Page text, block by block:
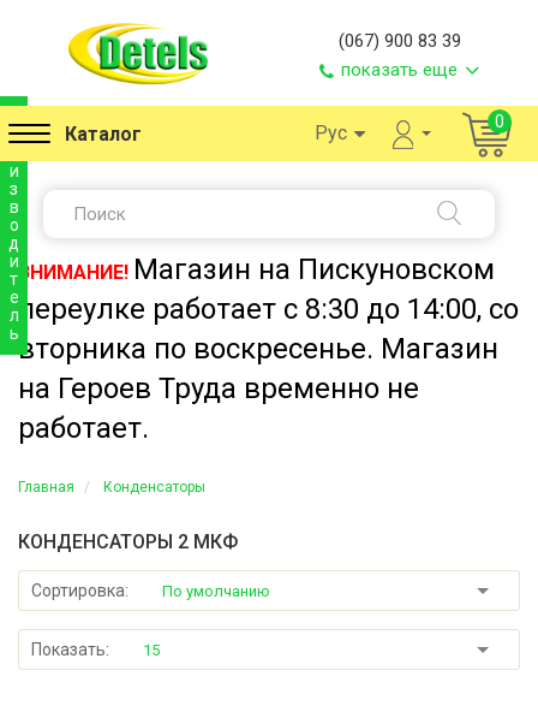
(067) 900 83 39
показать еще
Каталог Рус 0
ВНИМАНИЕ! Магазин на Пискуновском
переулке работает с 8:30 до 14:00, со
вторника по воскресенье. Магазин
на Героев Труда временно не
работает.
Главная Конденсаторы
КОНДЕНСАТОРЫ 2 МКФ
Сортировка: По умолчанию
Показать: 15
р
и
з
в
о
д
и
т
е
л
ь